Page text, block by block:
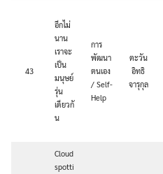
43
อีกไม่
นาน
เราจะ
เป็น
มนุษย์
รุ่น
เดียวกั
น
การ
พัฒนา
ตนเอง
/ Self-
Help
ตะวัน
อิทธิ
จารุกุล
Cloud
spotti